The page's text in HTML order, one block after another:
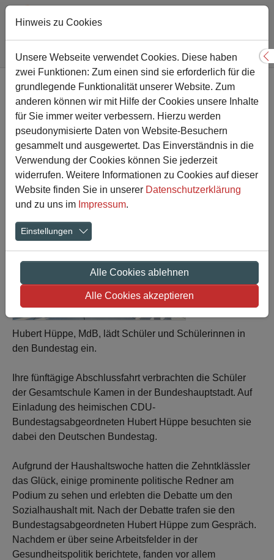
Zum Hauptinhalt springen
Sie sind hier:
Gesamtschule Nachricht
Abschlussklasse der
Gesamtschule Kamen in
Berlin
09.09.2016 Aktuelles
Hubert Hüppe, MdB, lädt Schüler und Schülerinnen in
den Bundestag ein.
Ihre fünftägige Abschlussfahrt verbrachten die Schüler
der Gesamtschule Kamen in der Bundeshauptstadt. Auf
Einladung des heimischen CDU-
Bundestagsabgeordneten Hubert Hüppe besuchten sie
dabei den Deutschen Bundestag.
Aufgrund der Haushaltswoche hatten die Zehntklässler
das Glück, einige prominente politische Redner am
Podium zu sehen und erlebten die Debatte um den
Sozialhaushalt mit. Nach der Debatte trafen sie den
Bundestagsabgeordneten Hubert Hüppe zum Gespräch.
Nachdem er über seine Arbeitsfelder in der
Gesundheitspolitik berichtete, fanden vor allem
Hinweis zu Cookies
Unsere Webseite verwendet Cookies. Diese haben
zwei Funktionen: Zum einen sind sie erforderlich für die
grundlegende Funktionalität unserer Website. Zum
anderen können wir mit Hilfe der Cookies unsere Inhalte
für Sie immer weiter verbessern. Hierzu werden
pseudonymisierte Daten von Website-Besuchern
gesammelt und ausgewertet. Das Einverständnis in die
Verwendung der Cookies können Sie jederzeit
widerrufen. Weitere Informationen zu Cookies auf dieser
Website finden Sie in unserer Datenschutzerklärung
und zu uns im Impressum.
Einstellungen
Alle Cookies ablehnen
Alle Cookies akzeptieren